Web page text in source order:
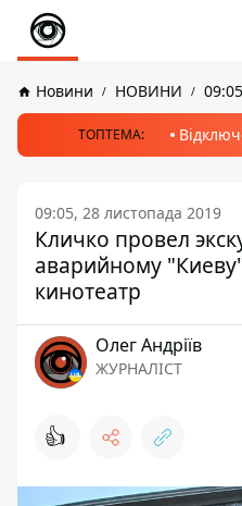
Новини НОВИНИ
ТОПТЕМА:
09:05, 28 листопада 2019
Кличко провел
аварийному
кинотеатр
Олег Андріїв
ЖУРНАЛІСТ
👍